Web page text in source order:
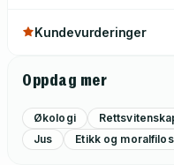
Kundevurderinger
Oppdag mer
Økologi
Jus
Etikk og